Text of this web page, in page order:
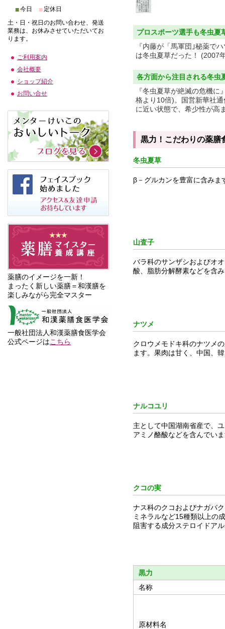
プロスポーツ選手も冬虫夏
『内藤が「馬軍団｣秘薬で
は冬虫夏草だった！ (2007
各方面から注目される冬虫
『冬虫夏草が絶滅の危機
格より10倍)。国営新華社
に近い状態で、希少性が
黒力！こだわりの薬膳
冬虫夏草
β－グルカンを豊富に含み
山査子
バラ科のサンザシおよびオ
酸、脂肪分解酵素などを含
ナツメ
クロウメモドキ科のナツメ
ます。果肉は甘く、中国、
ナルコユリ
主として中国湖南省産で、
アミノ酪酸などを含んでい
クコの実
ナス科のクコおよびナガバ
ミネラルなど15種類以上の
阻害する成分ステロイドア
黒力
名称
原材料名
■今日 ■ 定休日
土・日・祝日のお問い合わせ、発送
業務は、お休みさせていただいてお
ります。
ご利用案内
会社概要
ショップ紹介
お問い合せ
薬膳のイメージを一新！
まったく新しい薬膳＝和漢膳を
楽しみながら完全マスター
一般社団法人和漢薬膳食医学会
公式ページはこちら